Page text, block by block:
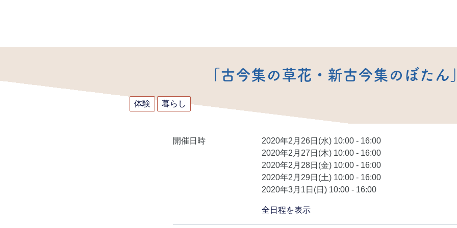
「古今集の草花・新古今集のぼたん
体験 暮らし
開催日時
2020年2月26日(水) 10:00 - 16:00
2020年2月27日(木) 10:00 - 16:00
2020年2月28日(金) 10:00 - 16:00
2020年2月29日(土) 10:00 - 16:00
2020年3月1日(日) 10:00 - 16:00
全日程を表示